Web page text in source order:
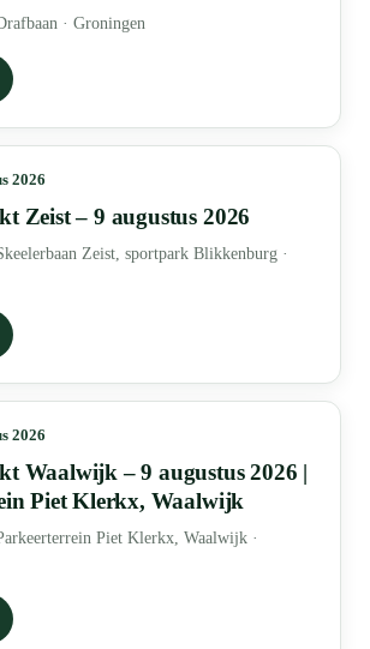
· Groningen
2026
Zeist – 9 augustus 2026
Zeist, sportpark Blikkenburg ·
2026
Waalwijk – 9 augustus 2026 |
Piet Klerkx, Waalwijk
Piet Klerkx, Waalwijk ·